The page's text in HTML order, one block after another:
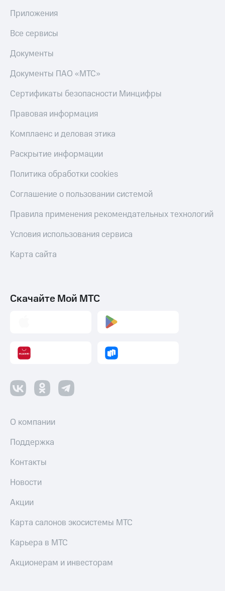
Приложения
Все сервисы
Документы
Документы ПАО «МТС»
Сертификаты безопасности Минцифры
Правовая информация
Комплаенс и деловая этика
Раскрытие информации
Политика обработки cookies
Соглашение о пользовании системой
Правила применения рекомендательных технологий
Условия использования сервиса
Карта сайта
Скачайте Мой МТС
О компании
Поддержка
Контакты
Новости
Акции
Карта салонов экосистемы МТС
Карьера в МТС
Акционерам и инвесторам